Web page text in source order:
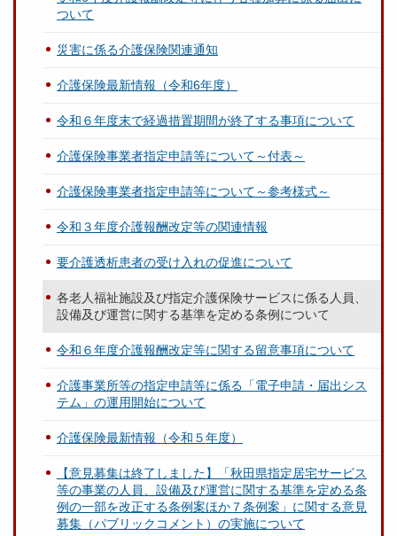
ついて
災害に係る介護保険関連通知
介護保険最新情報（令和6年度）
令和６年度末で経過措置期間が終了する事項について
介護保険事業者指定申請等について～付表～
介護保険事業者指定申請等について～参考様式～
令和３年度介護報酬改定等の関連情報
要介護透析患者の受け入れの促進について
各老人福祉施設及び指定介護保険サービスに係る人員、
設備及び運営に関する基準を定める条例について
令和６年度介護報酬改定等に関する留意事項について
介護事業所等の指定申請等に係る「電子申請・届出シス
テム」の運用開始について
介護保険最新情報（令和５年度）
【意見募集は終了しました】「秋田県指定居宅サービス
等の事業の人員、設備及び運営に関する基準を定める条
例の一部を改正する条例案ほか７条例案」に関する意見
募集（パブリックコメント）の実施について